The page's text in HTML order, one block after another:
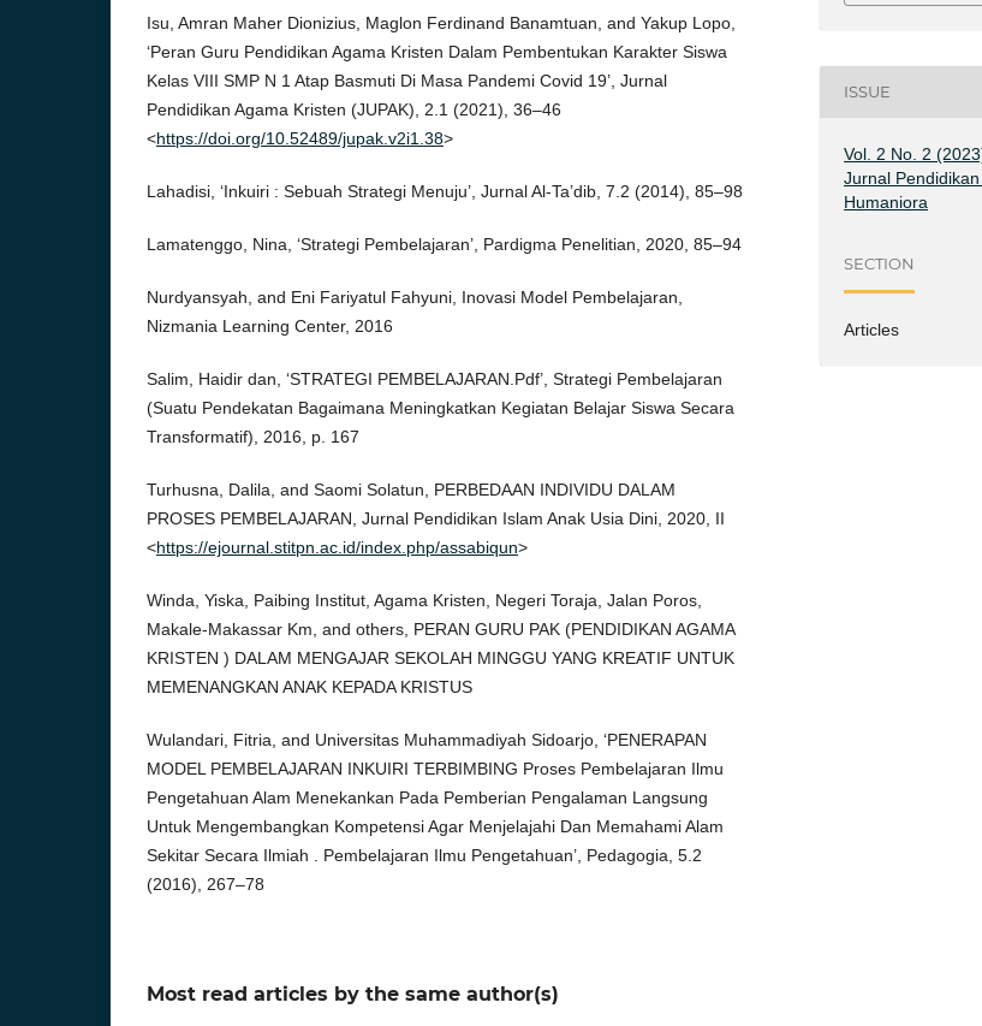
Isu, Amran Maher Dionizius, Maglon Ferdinand Banamtuan, and Yakup Lopo,
‘Peran Guru Pendidikan Agama Kristen Dalam Pembentukan Karakter Siswa
Kelas VIII SMP N 1 Atap Basmuti Di Masa Pandemi Covid 19’, Jurnal
Pendidikan Agama Kristen (JUPAK), 2.1 (2021), 36–46
<https://doi.org/10.52489/jupak.v2i1.38>
Lahadisi, ‘Inkuiri : Sebuah Strategi Menuju’, Jurnal Al-Ta’dib, 7.2 (2014), 85–98
Lamatenggo, Nina, ‘Strategi Pembelajaran’, Pardigma Penelitian, 2020, 85–94
Nurdyansyah, and Eni Fariyatul Fahyuni, Inovasi Model Pembelajaran,
Nizmania Learning Center, 2016
Salim, Haidir dan, ‘STRATEGI PEMBELAJARAN.Pdf’, Strategi Pembelajaran
(Suatu Pendekatan Bagaimana Meningkatkan Kegiatan Belajar Siswa Secara
Transformatif), 2016, p. 167
Turhusna, Dalila, and Saomi Solatun, PERBEDAAN INDIVIDU DALAM
PROSES PEMBELAJARAN, Jurnal Pendidikan Islam Anak Usia Dini, 2020, II
<https://ejournal.stitpn.ac.id/index.php/assabiqun>
Winda, Yiska, Paibing Institut, Agama Kristen, Negeri Toraja, Jalan Poros,
Makale-Makassar Km, and others, PERAN GURU PAK (PENDIDIKAN AGAMA
KRISTEN ) DALAM MENGAJAR SEKOLAH MINGGU YANG KREATIF UNTUK
MEMENANGKAN ANAK KEPADA KRISTUS
Wulandari, Fitria, and Universitas Muhammadiyah Sidoarjo, ‘PENERAPAN
MODEL PEMBELAJARAN INKUIRI TERBIMBING Proses Pembelajaran Ilmu
Pengetahuan Alam Menekankan Pada Pemberian Pengalaman Langsung
Untuk Mengembangkan Kompetensi Agar Menjelajahi Dan Memahami Alam
Sekitar Secara Ilmiah . Pembelajaran Ilmu Pengetahuan’, Pedagogia, 5.2
(2016), 267–78
ISSUE
Vol. 2 No. 2
Jurnal
Humaniora
SECTION
Articles
Most read articles by the same author(s)